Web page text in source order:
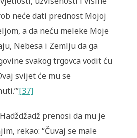
neće dati prednost Mojoj
a da neću meleke Moje
Nebesa i Zemlju da ga
svakog trgovca vodit ću
svijet će mu se
[37]
prenosi da mu je
rekao: “Čuvaj se male